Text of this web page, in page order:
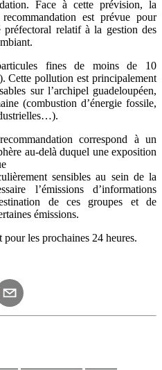
Face à cette prévision, la
est prévue pour
préfectoral relatif à la gestion des
fines de moins de 10
Cette pollution est principalement
sur l’archipel guadeloupéen,
(combustion d’énergie fossile,
correspond à un
au-delà duquel une exposition
sensibles au sein de la
l’émissions d’informations
de ces groupes et de
émissions.
les prochaines 24 heures.